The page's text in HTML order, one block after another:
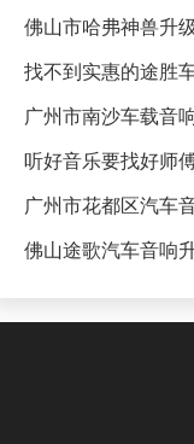
佛山市哈弗神兽升
找不到实惠的途胜
广州市南沙车载音
听好音乐要找好师
广州市花都区汽车
佛山途歌汽车音响